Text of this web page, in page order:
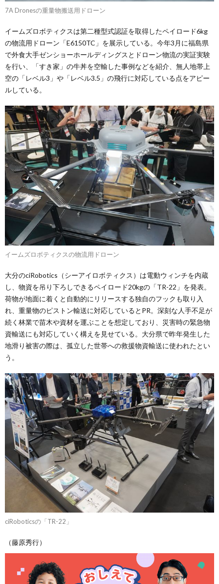
7A Dronesの重量物搬送用ドローン
イームズロボティクスは第二種型式認証を取得したペイロード6kg
の物流用ドローン「E6150TC」を展示している。今年3月に福島県
で外食大手ゼンショーホールディングスとドローン物流の実証実験
を行い、「すき家」の牛丼を空輸した事例などを紹介、無人地帯上
空の「レベル3」や「レベル3.5」の飛行に対応している点をアピー
ルしている。
イームズロボティクスの物流用ドローン
大分のciRobotics（シーアイロボティクス）は電動ウィンチを内蔵
し、物資を吊り下ろしできるペイロード20kgの「TR-22」を発表。
荷物が地面に着くと自動的にリリースする独自のフックも取り入
れ、重量物のピストン輸送に対応しているとPR。深刻な人手不足が
続く林業で苗木や資材を運ぶことを想定しており、災害時の緊急物
資輸送にも対応していく構えを見せている。大分県で昨年発生した
地滑り被害の際は、孤立した世帯への救援物資輸送に使われたとい
う。
ciRoboticsの「TR-22」
（藤原秀行）